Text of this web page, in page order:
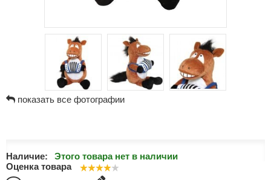
показать все фотографии
Наличие:
Этого товара нет в наличии
Оценка товара